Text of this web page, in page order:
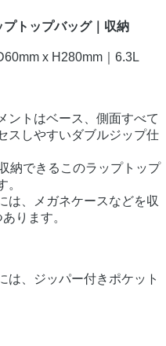
トップバッグ｜収納
x H280mm｜6.3L
ントはベース、側面すべて
スしやすいダブルジップ仕
納できるこのラップトップ
。
は、メガネケースなどを収
ります。
は、ジッパー付きポケット